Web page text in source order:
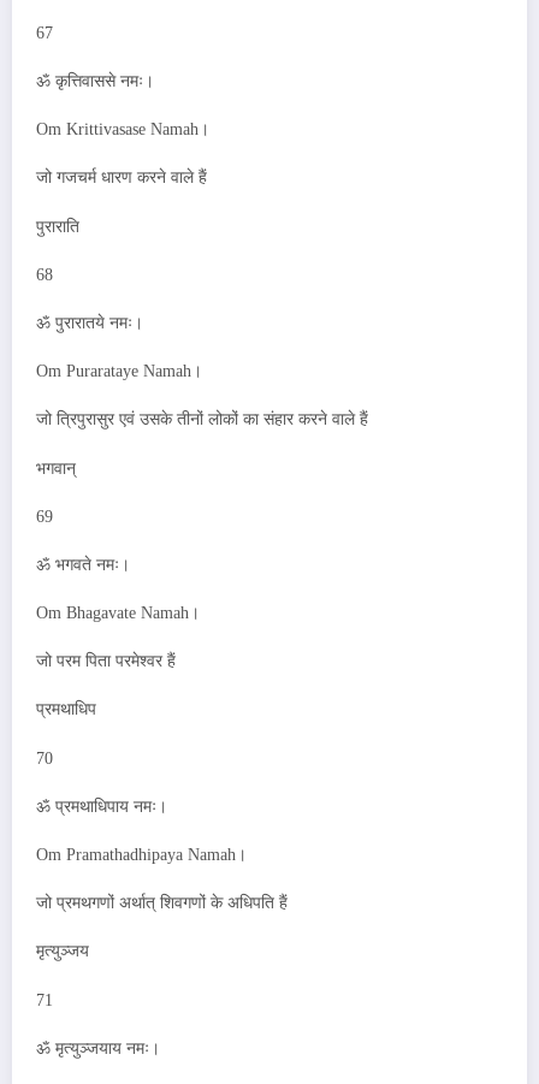
67
ॐ कृत्तिवाससे नमः।
Om Krittivasase Namah।
जो गजचर्म धारण करने वाले हैं
पुराराति
68
ॐ पुरारातये नमः।
Om Purarataye Namah।
जो त्रिपुरासुर एवं उसके तीनों लोकों का संहार करने वाले हैं
भगवान्
69
ॐ भगवते नमः।
Om Bhagavate Namah।
जो परम पिता परमेश्वर हैं
प्रमथाधिप
70
ॐ प्रमथाधिपाय नमः।
Om Pramathadhipaya Namah।
जो प्रमथगणों अर्थात् शिवगणों के अधिपति हैं
मृत्युञ्जय
71
ॐ मृत्युञ्जयाय नमः।